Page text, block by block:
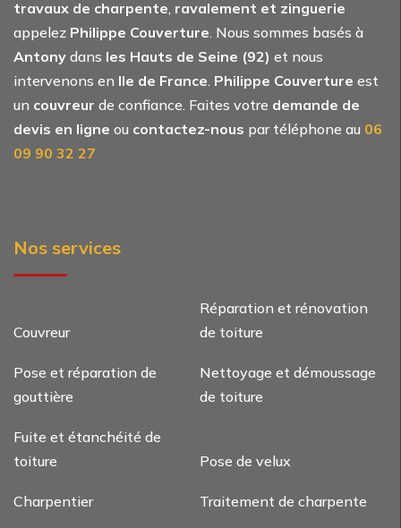
travaux de charpente, ravalement et zinguerie
appelez Philippe Couverture. Nous sommes basés à
Antony dans les Hauts de Seine (92) et nous
intervenons en Ile de France. Philippe Couverture est
un couvreur de confiance. Faites votre demande de
devis en ligne ou contactez-nous par téléphone au 06
09 90 32 27
Nos services
Couvreur
Réparation et rénovation
de toiture
Pose et réparation de
gouttière
Nettoyage et démoussage
de toiture
Fuite et étanchéité de
toiture
Pose de velux
Charpentier Traitement de charpente